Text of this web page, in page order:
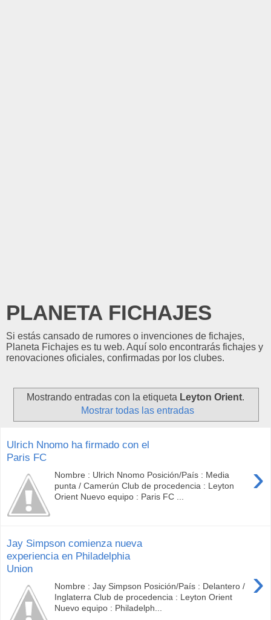
PLANETA FICHAJES
Si estás cansado de rumores o invenciones de fichajes,
Planeta Fichajes es tu web. Aquí solo encontrarás fichajes y
renovaciones oficiales, confirmadas por los clubes.
Mostrando entradas con la etiqueta Leyton Orient.
Mostrar todas las entradas
Ulrich Nnomo ha firmado con el
Paris FC
›
Nombre : Ulrich Nnomo Posición/País : Media
punta / Camerún Club de procedencia : Leyton
Orient Nuevo equipo : Paris FC ...
Jay Simpson comienza nueva
experiencia en Philadelphia
Union
›
Nombre : Jay Simpson Posición/País : Delantero /
Inglaterra Club de procedencia : Leyton Orient
Nuevo equipo : Philadelph...